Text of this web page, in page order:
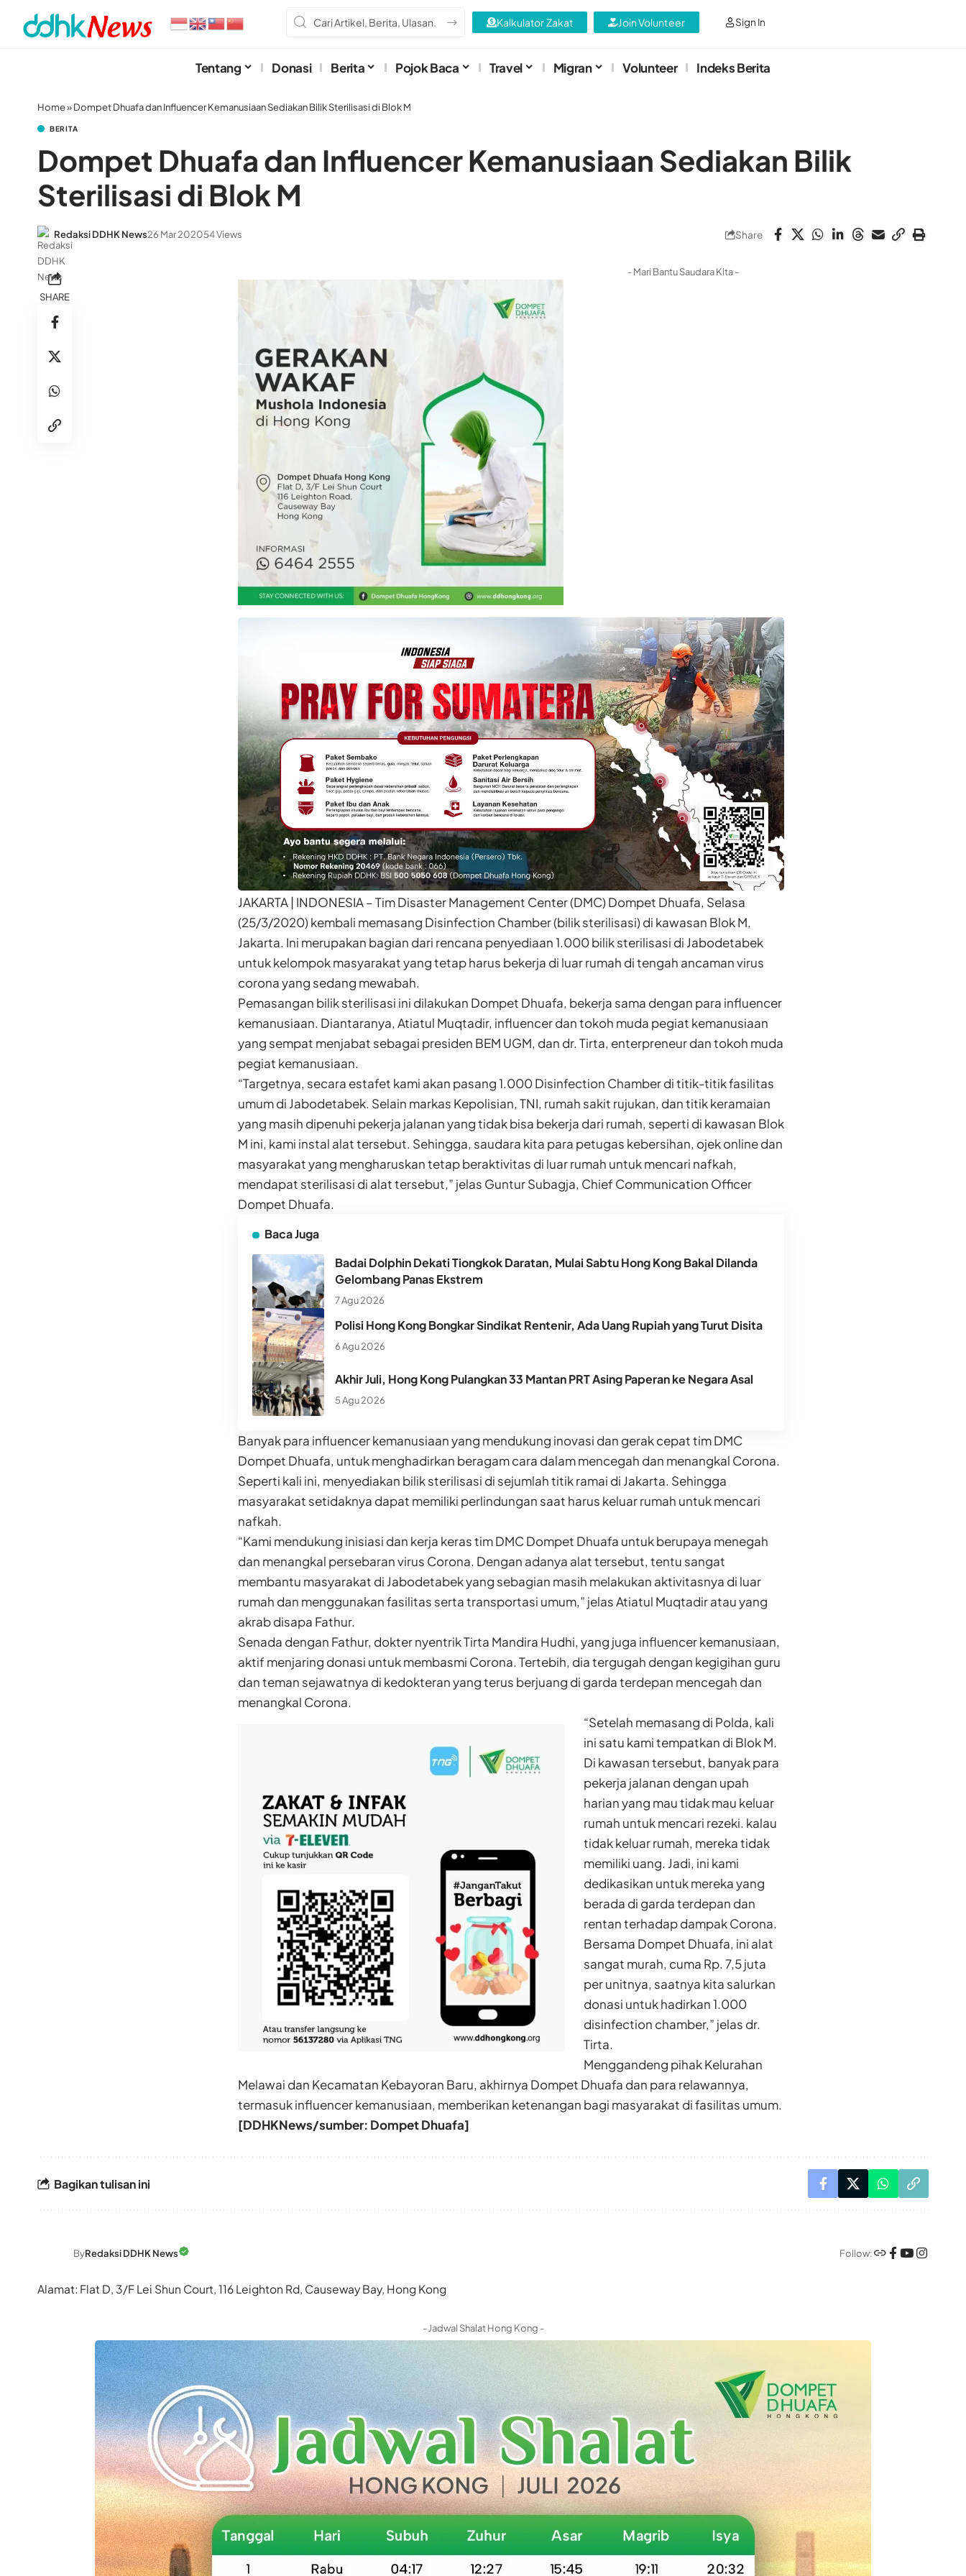
Sign In
Kalkulator Zakat Join Volunteer
Tentang Donasi Berita Pojok Baca Travel Migran Volunteer Indeks Berita
Home»Dompet Dhuafa dan Influencer Kemanusiaan Sediakan Bilik Sterilisasi di Blok M
BERITA
Dompet Dhuafa dan Influencer Kemanusiaan Sediakan Bilik
Sterilisasi di Blok M
Redaksi DDHK News26 Mar 202054 Views Share
SHARE
- Mari Bantu Saudara Kita -
JAKARTA | INDONESIA – Tim Disaster Management Center (DMC) Dompet Dhuafa, Selasa
(25/3/2020) kembali memasang Disinfection Chamber (bilik sterilisasi) di kawasan Blok M,
Jakarta. Ini merupakan bagian dari rencana penyediaan 1.000 bilik sterilisasi di Jabodetabek
untuk kelompok masyarakat yang tetap harus bekerja di luar rumah di tengah ancaman virus
corona yang sedang mewabah.
Pemasangan bilik sterilisasi ini dilakukan Dompet Dhuafa, bekerja sama dengan para influencer
kemanusiaan. Diantaranya, Atiatul Muqtadir, influencer dan tokoh muda pegiat kemanusiaan
yang sempat menjabat sebagai presiden BEM UGM, dan dr. Tirta, enterpreneur dan tokoh muda
pegiat kemanusiaan.
“Targetnya, secara estafet kami akan pasang 1.000 Disinfection Chamber di titik-titik fasilitas
umum di Jabodetabek. Selain markas Kepolisian, TNI, rumah sakit rujukan, dan titik keramaian
yang masih dipenuhi pekerja jalanan yang tidak bisa bekerja dari rumah, seperti di kawasan Blok
M ini, kami instal alat tersebut. Sehingga, saudara kita para petugas kebersihan, ojek online dan
masyarakat yang mengharuskan tetap beraktivitas di luar rumah untuk mencari nafkah,
mendapat sterilisasi di alat tersebut,” jelas Guntur Subagja, Chief Communication Officer
Dompet Dhuafa.
Baca Juga
Badai Dolphin Dekati Tiongkok Daratan, Mulai Sabtu Hong Kong Bakal Dilanda
Gelombang Panas Ekstrem
7 Agu 2026
Polisi Hong Kong Bongkar Sindikat Rentenir, Ada Uang Rupiah yang Turut Disita
6 Agu 2026
Akhir Juli, Hong Kong Pulangkan 33 Mantan PRT Asing Paperan ke Negara Asal
5 Agu 2026
Banyak para influencer kemanusiaan yang mendukung inovasi dan gerak cepat tim DMC
Dompet Dhuafa, untuk menghadirkan beragam cara dalam mencegah dan menangkal Corona.
Seperti kali ini, menyediakan bilik sterilisasi di sejumlah titik ramai di Jakarta. Sehingga
masyarakat setidaknya dapat memiliki perlindungan saat harus keluar rumah untuk mencari
nafkah.
“Kami mendukung inisiasi dan kerja keras tim DMC Dompet Dhuafa untuk berupaya menegah
dan menangkal persebaran virus Corona. Dengan adanya alat tersebut, tentu sangat
membantu masyarakat di Jabodetabek yang sebagian masih melakukan aktivitasnya di luar
rumah dan menggunakan fasilitas serta transportasi umum,” jelas Atiatul Muqtadir atau yang
akrab disapa Fathur.
Senada dengan Fathur, dokter nyentrik Tirta Mandira Hudhi, yang juga influencer kemanusiaan,
aktif menjaring donasi untuk membasmi Corona. Tertebih, dia tergugah dengan kegigihan guru
dan teman sejawatnya di kedokteran yang terus berjuang di garda terdepan mencegah dan
menangkal Corona.
“Setelah memasang di Polda, kali
ini satu kami tempatkan di Blok M.
Di kawasan tersebut, banyak para
pekerja jalanan dengan upah
harian yang mau tidak mau keluar
rumah untuk mencari rezeki. kalau
tidak keluar rumah, mereka tidak
memiliki uang. Jadi, ini kami
dedikasikan untuk mereka yang
berada di garda terdepan dan
rentan terhadap dampak Corona.
Bersama Dompet Dhuafa, ini alat
sangat murah, cuma Rp. 7,5 juta
per unitnya, saatnya kita salurkan
donasi untuk hadirkan 1.000
disinfection chamber,” jelas dr.
Tirta.
Menggandeng pihak Kelurahan
Melawai dan Kecamatan Kebayoran Baru, akhirnya Dompet Dhuafa dan para relawannya,
termasuk influencer kemanusiaan, memberikan ketenangan bagi masyarakat di fasilitas umum.
[DDHKNews/sumber: Dompet Dhuafa]
Bagikan tulisan ini
ByRedaksi DDHK News Follow:
Alamat: Flat D, 3/F Lei Shun Court, 116 Leighton Rd, Causeway Bay, Hong Kong
- Jadwal Shalat Hong Kong -